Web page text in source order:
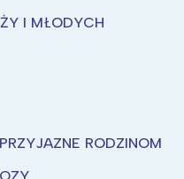
I MŁODYCH
RODZINOM